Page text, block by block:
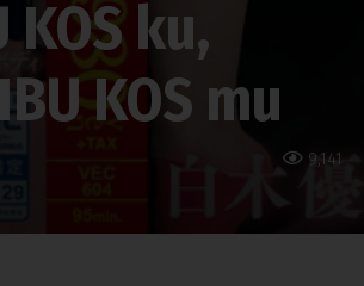
9,141
KOS ku,
KOS mu